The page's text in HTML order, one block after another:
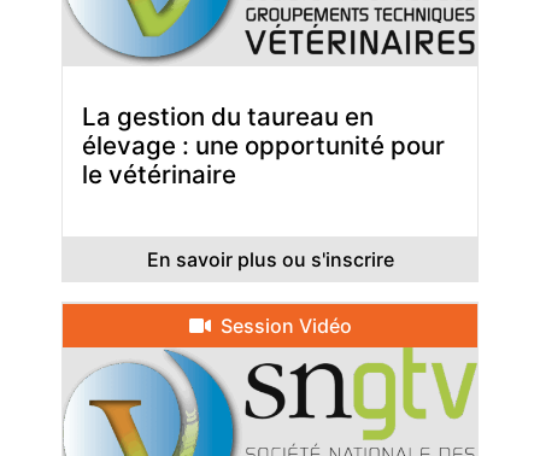
La gestion du taureau en
élevage : une opportunité pour
le vétérinaire
En savoir plus ou s'inscrire
Session Vidéo